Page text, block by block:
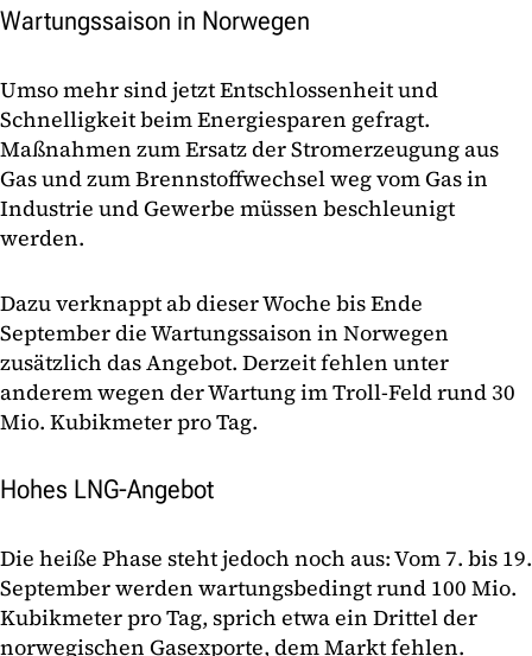
Wartungssaison in Norwegen
Umso mehr sind jetzt Entschlossenheit und
Schnelligkeit beim Energiesparen gefragt.
Maßnahmen zum Ersatz der Stromerzeugung aus
Gas und zum Brennstoffwechsel weg vom Gas in
Industrie und Gewerbe müssen beschleunigt
werden.
Dazu verknappt ab dieser Woche bis Ende
September die Wartungssaison in Norwegen
zusätzlich das Angebot. Derzeit fehlen unter
anderem wegen der Wartung im Troll-Feld rund 30
Mio. Kubikmeter pro Tag.
Hohes LNG-Angebot
Die heiße Phase steht jedoch noch aus: Vom 7. bis 19.
September werden wartungsbedingt rund 100 Mio.
Kubikmeter pro Tag, sprich etwa ein Drittel der
norwegischen Gasexporte, dem Markt fehlen.